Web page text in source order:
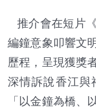
推介會在短片
編鐘意象叩響文
歷程，呈現獲獎
深情訴說香江與
「以金鐘為橋、